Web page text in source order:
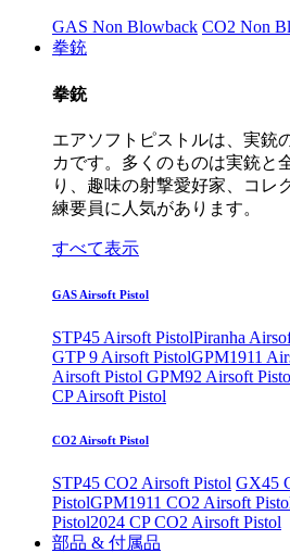
GAS Non Blowback CO2 Non
拳銃
拳銃
エアソフトピストルは、実銃
カです。多くのものは実銃と
り、趣味の射撃愛好家、コレ
練要員に人気があります。
すべて表示
GAS Airsoft Pistol
STP45 Airsoft PistolPiranha
GTP 9 Airsoft PistolGPM1911
Airsoft Pistol GPM92 Airsoft
CP Airsoft Pistol
CO2 Airsoft Pistol
STP45 CO2 Airsoft Pistol GX45
PistolGPM1911 CO2 Airsoft
Pistol2024 CP CO2 Airsoft Pistol
部品 & 付属品